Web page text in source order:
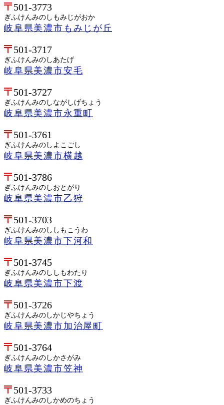
501-3773
ぎふけんみのしもみじがおか
岐阜県美濃市もみじが丘
501-3717
ぎふけんみのしあたげ
岐阜県美濃市安毛
501-3727
ぎふけんみのしながしげちょう
岐阜県美濃市永重町
501-3761
ぎふけんみのしよこごし
岐阜県美濃市横越
501-3786
ぎふけんみのしおとがり
岐阜県美濃市乙狩
501-3703
ぎふけんみのししもこうわ
岐阜県美濃市下河和
501-3745
ぎふけんみのししもわたり
岐阜県美濃市下渡
501-3726
ぎふけんみのしかじやちょう
岐阜県美濃市加治屋町
501-3764
ぎふけんみのしかさがみ
岐阜県美濃市笠神
501-3733
ぎふけんみのしかめのちょう